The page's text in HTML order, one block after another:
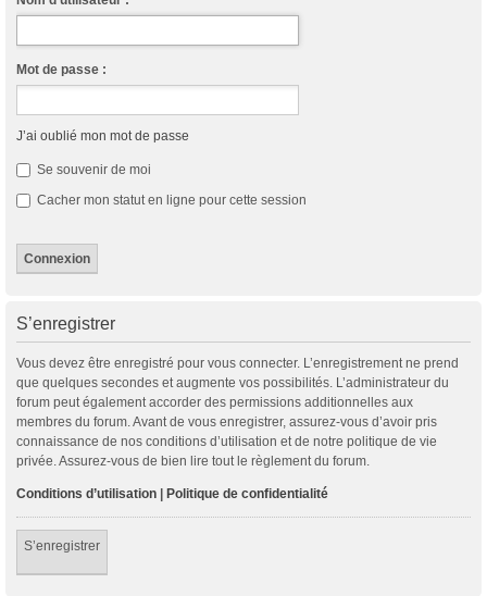
Mot de passe :
J’ai oublié mon mot de passe
Se souvenir de moi
Cacher mon statut en ligne pour cette session
S’enregistrer
Vous devez être enregistré pour vous connecter. L’enregistrement ne prend
que quelques secondes et augmente vos possibilités. L’administrateur du
forum peut également accorder des permissions additionnelles aux
membres du forum. Avant de vous enregistrer, assurez-vous d’avoir pris
connaissance de nos conditions d’utilisation et de notre politique de vie
privée. Assurez-vous de bien lire tout le règlement du forum.
Conditions d’utilisation Politique de confidentialité
S’enregistrer